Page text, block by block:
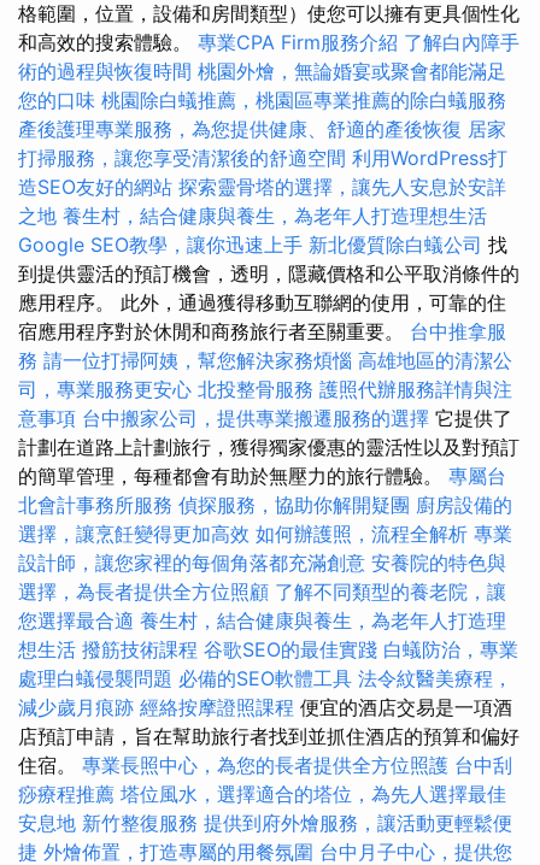
格範圍，位置，設備和房間類型）使您可以擁有更具個性化
和高效的搜索體驗。 專業CPA Firm服務介紹 了解白內障手
術的過程與恢復時間 桃園外燴，無論婚宴或聚會都能滿足
您的口味 桃園除白蟻推薦，桃園區專業推薦的除白蟻服務
產後護理專業服務，為您提供健康、舒適的產後恢復 居家
打掃服務，讓您享受清潔後的舒適空間 利用WordPress打
造SEO友好的網站 探索靈骨塔的選擇，讓先人安息於安詳
之地 養生村，結合健康與養生，為老年人打造理想生活
Google SEO教學，讓你迅速上手 新北優質除白蟻公司 找
到提供靈活的預訂機會，透明，隱藏價格和公平取消條件的
應用程序。 此外，通過獲得移動互聯網的使用，可靠的住
宿應用程序對於休閒和商務旅行者至關重要。 台中推拿服
務 請一位打掃阿姨，幫您解決家務煩惱 高雄地區的清潔公
司，專業服務更安心 北投整骨服務 護照代辦服務詳情與注
意事項 台中搬家公司，提供專業搬遷服務的選擇 它提供了
計劃在道路上計劃旅行，獲得獨家優惠的靈活性以及對預訂
的簡單管理，每種都會有助於無壓力的旅行體驗。 專屬台
北會計事務所服務 偵探服務，協助你解開疑團 廚房設備的
選擇，讓烹飪變得更加高效 如何辦護照，流程全解析 專業
設計師，讓您家裡的每個角落都充滿創意 安養院的特色與
選擇，為長者提供全方位照顧 了解不同類型的養老院，讓
您選擇最合適 養生村，結合健康與養生，為老年人打造理
想生活 撥筋技術課程 谷歌SEO的最佳實踐 白蟻防治，專業
處理白蟻侵襲問題 必備的SEO軟體工具 法令紋醫美療程，
減少歲月痕跡 經絡按摩證照課程 便宜的酒店交易是一項酒
店預訂申請，旨在幫助旅行者找到並抓住酒店的預算和偏好
住宿。 專業長照中心，為您的長者提供全方位照護 台中刮
痧療程推薦 塔位風水，選擇適合的塔位，為先人選擇最佳
安息地 新竹整復服務 提供到府外燴服務，讓活動更輕鬆便
捷 外燴佈置，打造專屬的用餐氛圍 台中月子中心，提供您